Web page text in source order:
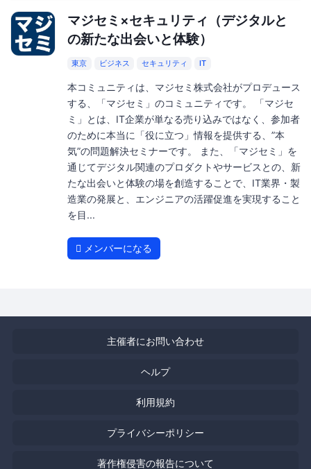
マジセミ×セキュリティ（デジタルと
の新たな出会いと体験）
東京 ビジネス セキュリティ IT
本コミュニティは、マジセミ株式会社がプロデュース
する、「マジセミ」のコミュニティです。 「マジセ
ミ」とは、IT企業が単なる売り込みではなく、参加者
のために本当に「役に立つ」情報を提供する、”本
気”の問題解決セミナーです。 また、「マジセミ」を
通じてデジタル関連のプロダクトやサービスとの、新
たな出会いと体験の場を創造することで、IT業界・製
造業の発展と、エンジニアの活躍促進を実現すること
を目...
メンバーになる
主催者にお問い合わせ
ヘルプ
利用規約
プライバシーポリシー
著作権侵害の報告について